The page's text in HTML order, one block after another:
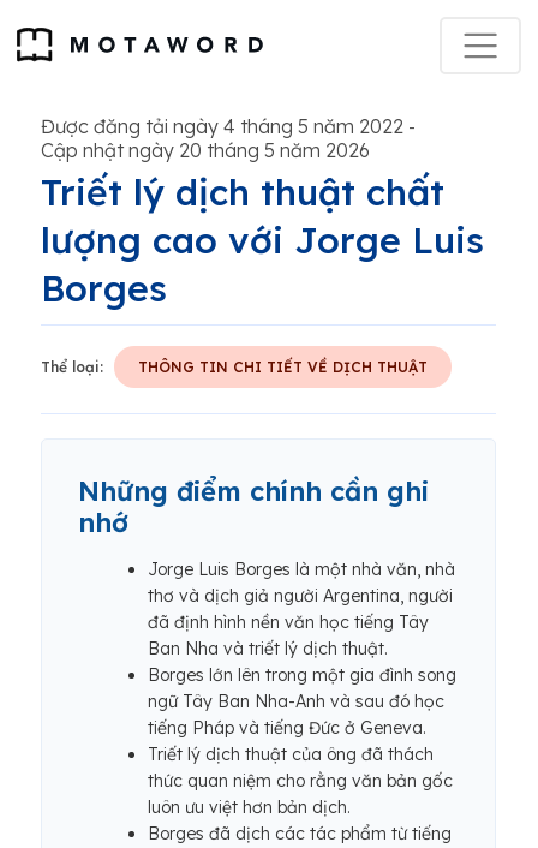
Được đăng tải ngày 4 tháng 5 năm 2022 -
Cập nhật ngày 20 tháng 5 năm 2026
Triết lý dịch thuật chất
lượng cao với Jorge Luis
Borges
Thể loại: THÔNG TIN CHI TIẾT VỀ DỊCH THUẬT
Những điểm chính cần ghi
nhớ
Jorge Luis Borges là một nhà văn, nhà
thơ và dịch giả người Argentina, người
đã định hình nền văn học tiếng Tây
Ban Nha và triết lý dịch thuật.
Borges lớn lên trong một gia đình song
ngữ Tây Ban Nha-Anh và sau đó học
tiếng Pháp và tiếng Đức ở Geneva.
Triết lý dịch thuật của ông đã thách
thức quan niệm cho rằng văn bản gốc
luôn ưu việt hơn bản dịch.
Borges đã dịch các tác phẩm từ tiếng